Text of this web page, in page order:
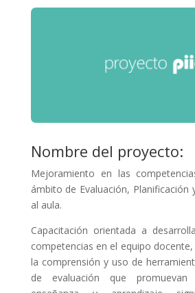
Nombre del proyecto:
Mejoramiento en las
ámbito de Evaluación, Planificación
al aula.
Capacitación orientada a
competencias en el equipo
la comprensión y uso de
de evaluación que